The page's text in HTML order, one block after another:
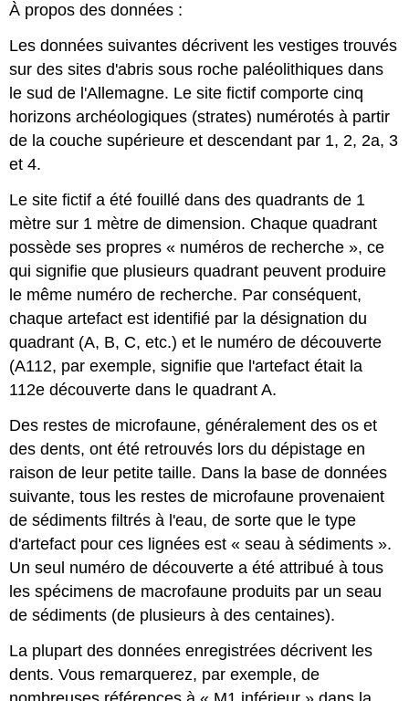
À propos des données :
Les données suivantes décrivent les vestiges trouvés
sur des sites d'abris sous roche paléolithiques dans
le sud de l'Allemagne. Le site fictif comporte cinq
horizons archéologiques (strates) numérotés à partir
de la couche supérieure et descendant par 1, 2, 2a, 3
et 4.
Le site fictif a été fouillé dans des quadrants de 1
mètre sur 1 mètre de dimension. Chaque quadrant
possède ses propres « numéros de recherche », ce
qui signifie que plusieurs quadrant peuvent produire
le même numéro de recherche. Par conséquent,
chaque artefact est identifié par la désignation du
quadrant (A, B, C, etc.) et le numéro de découverte
(A112, par exemple, signifie que l'artefact était la
112e découverte dans le quadrant A.
Des restes de microfaune, généralement des os et
des dents, ont été retrouvés lors du dépistage en
raison de leur petite taille. Dans la base de données
suivante, tous les restes de microfaune provenaient
de sédiments filtrés à l'eau, de sorte que le type
d'artefact pour ces lignées est « seau à sédiments ».
Un seul numéro de découverte a été attribué à tous
les spécimens de macrofaune produits par un seau
de sédiments (de plusieurs à des centaines).
La plupart des données enregistrées décrivent les
dents. Vous remarquerez, par exemple, de